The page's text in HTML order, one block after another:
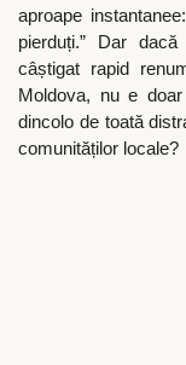
aproape
pierduți.” Dar
câștigat rapid
Moldova, nu e
dincolo de toată
comunităților locale?